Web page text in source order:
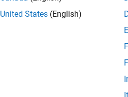
United States (English)